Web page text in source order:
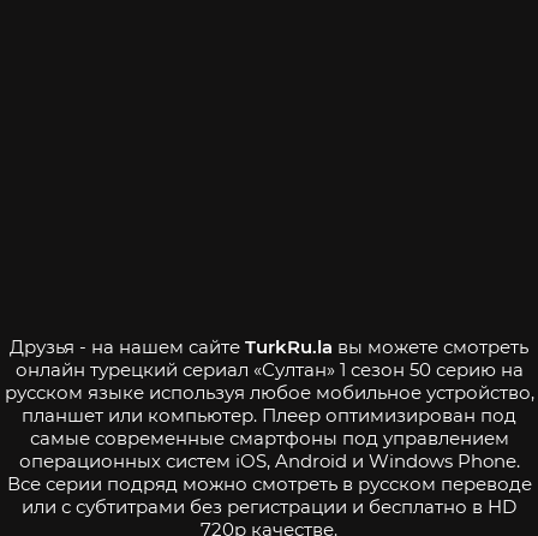
Друзья - на нашем сайте TurkRu.la вы можете смотреть
онлайн турецкий сериал «Султан» 1 сезон 50 серию на
русском языке используя любое мобильное устройство,
планшет или компьютер. Плеер оптимизирован под
самые современные смартфоны под управлением
операционных систем iOS, Android и Windows Phone.
Все серии подряд можно смотреть в русском переводе
или с субтитрами без регистрации и бесплатно в HD
720p качестве.